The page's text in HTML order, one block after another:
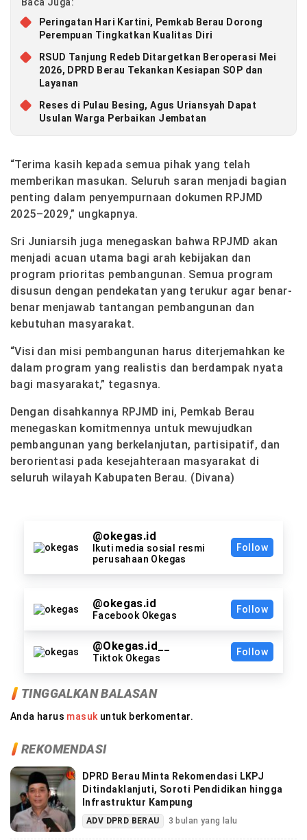
Peringatan Hari Kartini, Pemkab Berau Dorong
Perempuan Tingkatkan Kualitas Diri
RSUD Tanjung Redeb Ditargetkan Beroperasi Mei
2026, DPRD Berau Tekankan Kesiapan SOP dan
Layanan
Reses di Pulau Besing, Agus Uriansyah Dapat
Usulan Warga Perbaikan Jembatan
“Terima kasih kepada semua pihak yang telah
memberikan masukan. Seluruh saran menjadi bagian
penting dalam penyempurnaan dokumen RPJMD
2025–2029,” ungkapnya.
Sri Juniarsih juga menegaskan bahwa RPJMD akan
menjadi acuan utama bagi arah kebijakan dan
program prioritas pembangunan. Semua program
disusun dengan pendekatan yang terukur agar benar-
benar menjawab tantangan pembangunan dan
kebutuhan masyarakat.
“Visi dan misi pembangunan harus diterjemahkan ke
dalam program yang realistis dan berdampak nyata
bagi masyarakat,” tegasnya.
Dengan disahkannya RPJMD ini, Pemkab Berau
menegaskan komitmennya untuk mewujudkan
pembangunan yang berkelanjutan, partisipatif, dan
berorientasi pada kesejahteraan masyarakat di
seluruh wilayah Kabupaten Berau. (Divana)
@okegas.id
Ikuti media sosial resmi
perusahaan Okegas
Follow
@okegas.id
Facebook Okegas
Follow
@Okegas.id__
Tiktok Okegas
Follow
TINGGALKAN BALASAN
Anda harus masuk untuk berkomentar.
REKOMENDASI
DPRD Berau Minta Rekomendasi LKPJ
Ditindaklanjuti, Soroti Pendidikan hingga
Infrastruktur Kampung
ADV DPRD BERAU 3 bulan yang lalu